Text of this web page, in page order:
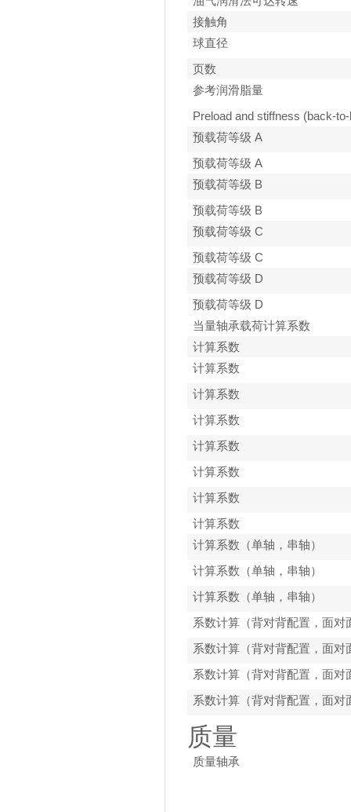
接触角
球直径
页数
参考润滑脂量
Preload and stiffness (back-
预载荷等级 A
预载荷等级 A
预载荷等级 B
预载荷等级 B
预载荷等级 C
预载荷等级 C
预载荷等级 D
预载荷等级 D
当量轴承载荷计算系数
计算系数
计算系数
计算系数
计算系数
计算系数
计算系数
计算系数
计算系数
计算系数（单轴，串轴）
计算系数（单轴，串轴）
计算系数（单轴，串轴）
系数计算（背对背配置，面对
系数计算（背对背配置，面对
系数计算（背对背配置，面对
系数计算（背对背配置，面对
质量
质量轴承